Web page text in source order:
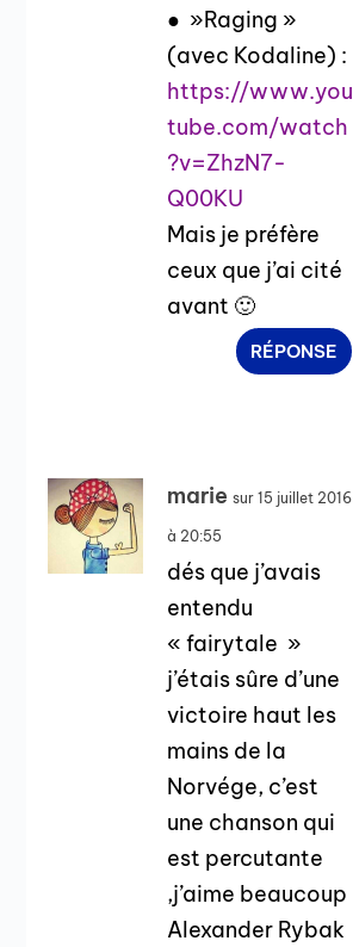
● »Raging »
(avec Kodaline) :
https://www.you
tube.com/watch
?v=ZhzN7-
Q00KU
Mais je préfère
ceux que j’ai cité
avant 🙂
RÉPONSE
marie sur 15 juillet 2016
à 20:55
dés que j’avais
entendu
« fairytale »
j’étais sûre d’une
victoire haut les
mains de la
Norvége, c’est
une chanson qui
est percutante
,j’aime beaucoup
Alexander Rybak